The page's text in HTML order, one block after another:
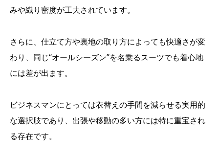
みや織り密度が工夫されています。
さらに、仕立て方や裏地の取り方によっても快適さが変
わり、同じ“オールシーズン”を名乗るスーツでも着心地
には差が出ます。
ビジネスマンにとっては衣替えの手間を減らせる実用的
な選択肢であり、出張や移動の多い方には特に重宝され
る存在です。